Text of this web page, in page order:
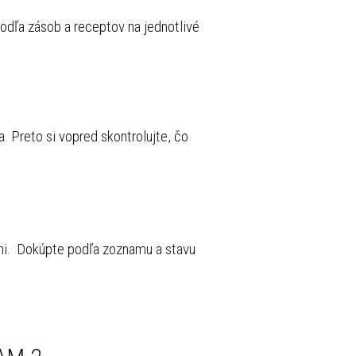
zásob a receptov na jednotlivé
Preto si vopred skontrolujte, čo
Dokúpte podľa zoznamu a stavu